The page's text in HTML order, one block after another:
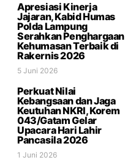
Apresiasi Kinerja
Jajaran, Kabid Humas
Polda Lampung
Serahkan Penghargaan
Kehumasan Terbaik di
Rakernis 2026
5 Juni 2026
Perkuat Nilai
Kebangsaan dan Jaga
Keutuhan NKRI, Korem
043/Gatam Gelar
Upacara Hari Lahir
Pancasila 2026
1 Juni 2026